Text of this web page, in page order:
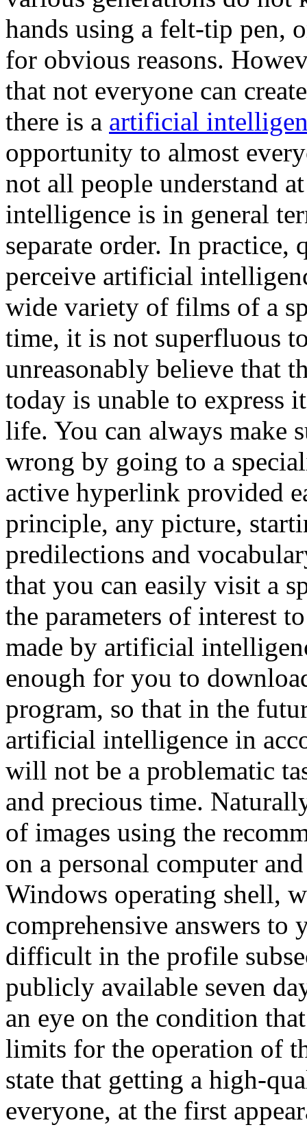
hands using a felt-tip pen,
for obvious reasons.
that not everyone can
there is a artificial
opportunity to almost
not all people understand
intelligence is in general
separate order. In
perceive artificial
wide variety of films of a
time, it is not superfluous
unreasonably believe that
today is unable to express
life. You can always make
wrong by going to a
active hyperlink provided
principle, any picture,
predilections and
that you can easily visit a
the parameters of interest
made by artificial
enough for you to
program, so that in the
artificial intelligence in
will not be a problematic
and precious time.
of images using the
on a personal computer
Windows operating shell,
comprehensive answers to
difficult in the profile
publicly available seven
an eye on the condition
limits for the operation of
state that getting a high-
everyone, at the first